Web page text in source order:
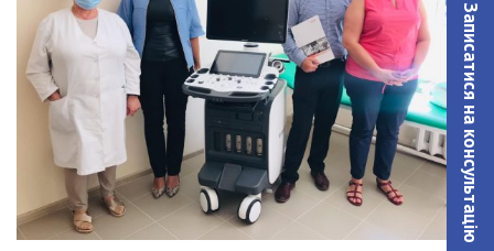
Записатися на консультацiю